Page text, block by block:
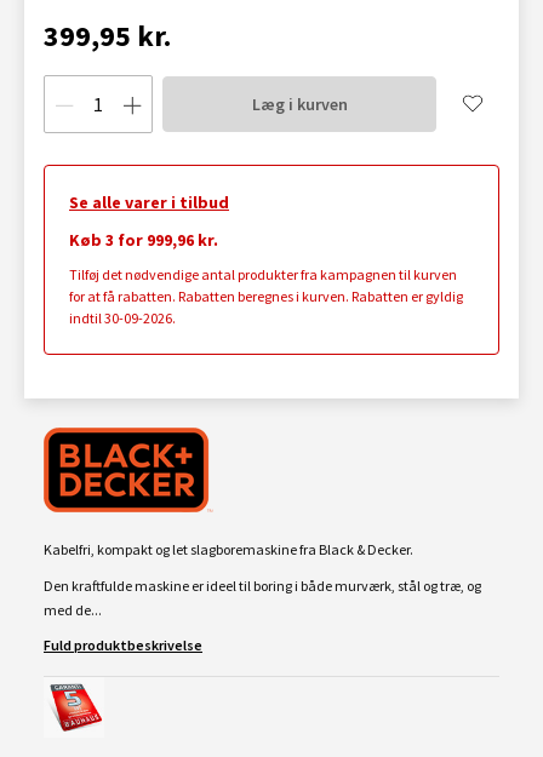
399,95 kr.
Læg i kurven
Se alle varer i tilbud
Køb 3 for 999,96 kr.
Tilføj det nødvendige antal produkter fra kampagnen til kurven
for at få rabatten. Rabatten beregnes i kurven. Rabatten er gyldig
indtil 30-09-2026.
Kabelfri, kompakt og let slagboremaskine fra Black & Decker.
Den kraftfulde maskine er ideel til boring i både murværk, stål og træ, og
med de...
Fuld produktbeskrivelse